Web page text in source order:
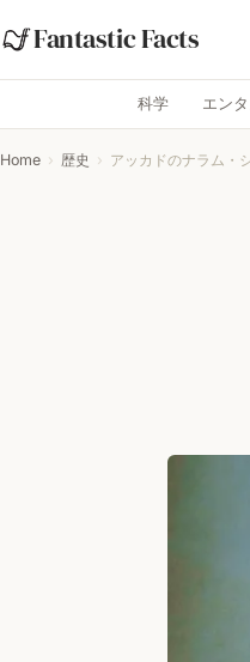
Fantastic Facts
科学 エン
Home › 歴史 › アッカドのナラム・